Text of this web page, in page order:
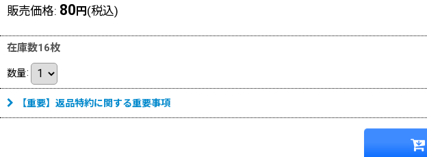
販売価格: 80 円 (税込)
在庫数16枚
数量:
【重要】返品特約に関する重要事項